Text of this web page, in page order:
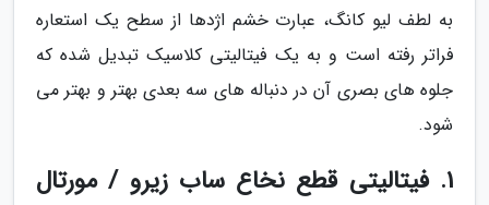
به لطف لیو کانگ، عبارت خشم اژدها از سطح یک استعاره
فراتر رفته است و به یک فیتالیتی کلاسیک تبدیل شده که
جلوه های بصری آن در دنباله های سه بعدی بهتر و بهتر می
شود.
1. فیتالیتی قطع نخاع ساب زیرو / مورتال